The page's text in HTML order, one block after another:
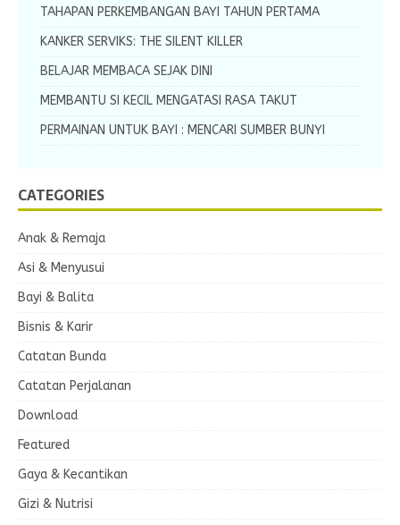
TAHAPAN PERKEMBANGAN BAYI TAHUN PERTAMA
KANKER SERVIKS: THE SILENT KILLER
BELAJAR MEMBACA SEJAK DINI
MEMBANTU SI KECIL MENGATASI RASA TAKUT
PERMAINAN UNTUK BAYI : MENCARI SUMBER BUNYI
CATEGORIES
Anak & Remaja
Asi & Menyusui
Bayi & Balita
Bisnis & Karir
Catatan Bunda
Catatan Perjalanan
Download
Featured
Gaya & Kecantikan
Gizi & Nutrisi